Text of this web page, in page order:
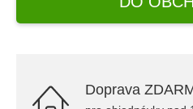
Doprava